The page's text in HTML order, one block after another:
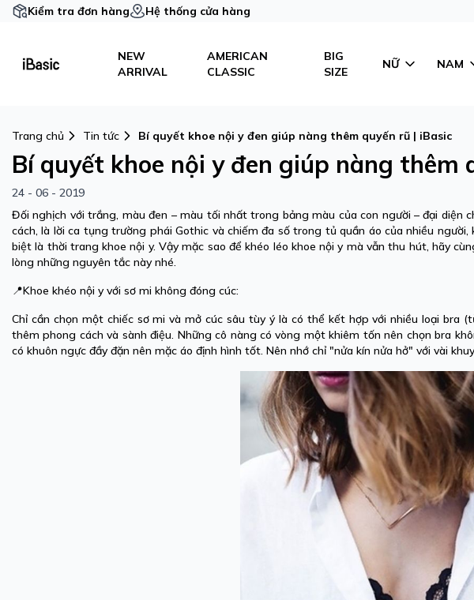
Kiểm tra đơn hàng Hệ thống cửa hàng
NEW
ARRIVAL
AMERICAN
CLASSIC
BIG
SIZE
NỮ NAM
Trang chủ Tin tức Bí quyết khoe nội y đen giúp nàng thêm quyến rũ | iBasic
Bí quyết khoe nội y đen giúp nàng thêm
24 - 06 - 2019
Đối nghịch với trắng, màu đen – màu tối nhất trong bảng màu của con người – đại diện
cách, là lời ca tụng trường phái Gothic và chiếm đa số trong tủ quần áo của nhiều
biệt là thời trang khoe nội y. Vậy mặc sao để khéo léo khoe nội y mà vẫn thu hút, hãy
lòng những nguyên tắc này nhé.
📍Khoe khéo nội y với sơ mi không đóng cúc:
Chỉ cần chọn một chiếc sơ mi và mở cúc sâu tùy ý là có thể kết hợp với nhiều loại bra
thêm phong cách và sành điệu. Những cô nàng có vòng một khiêm tốn nên chọn bra
có khuôn ngực đầy đặn nên mặc áo định hình tốt. Nên nhớ chỉ "nửa kín nửa hở" với vài